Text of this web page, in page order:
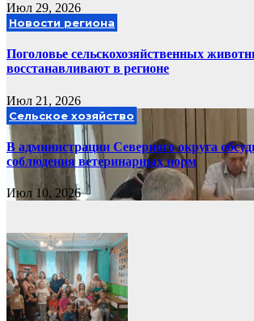
Июл 29, 2026
Новости региона
Поголовье сельскохозяйственных
восстанавливают в регионе
Июл 21, 2026
Сельское хозяйство
В администрации Северного округа
соблюдения ветеринарных норм
Июл 10, 2026